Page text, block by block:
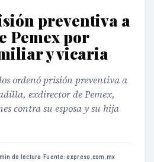
preventiva a
Pemex por
y vicaria
ordenó prisión preventiva a
exdirector de Pemex,
contra su esposa y su hija
de lectura ·Fuente:expreso.com.mx